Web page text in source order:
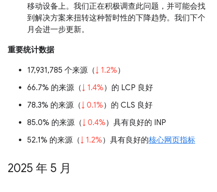
移动设备上。我们正在积极调查此问题，并可能会找
到解决方案来扭转这种暂时性的下降趋势。我们下个
月会进一步更新。
重要统计数据
17,931,785 个来源（↓ 1.2%）
66.7% 的来源（↓ 1.4%）的 LCP 良好
78.3% 的来源（↓ 0.1%）的 CLS 良好
85.0% 的来源（↓ 0.4%）具有良好的 INP
52.1% 的来源（↓ 1.2%）具有良好的核心网页指标
2025 年 5 月